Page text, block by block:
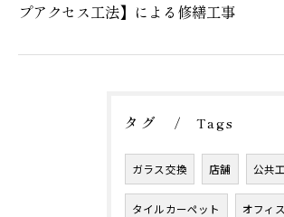
プアクセス工法】による修繕工事
タグ Tags
ガラス交換 店舗 公共
タイルカーペット オフィス